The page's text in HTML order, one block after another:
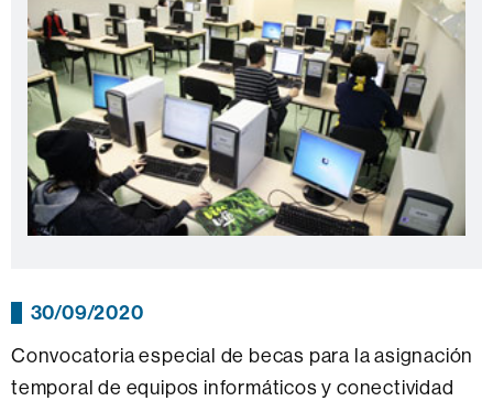
30/09/2020
Convocatoria especial de becas para la asignación
temporal de equipos informáticos y conectividad